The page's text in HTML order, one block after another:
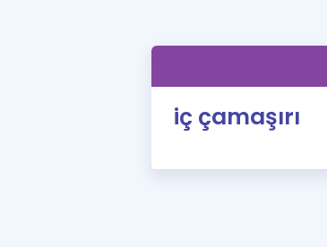
iç çamaşırı